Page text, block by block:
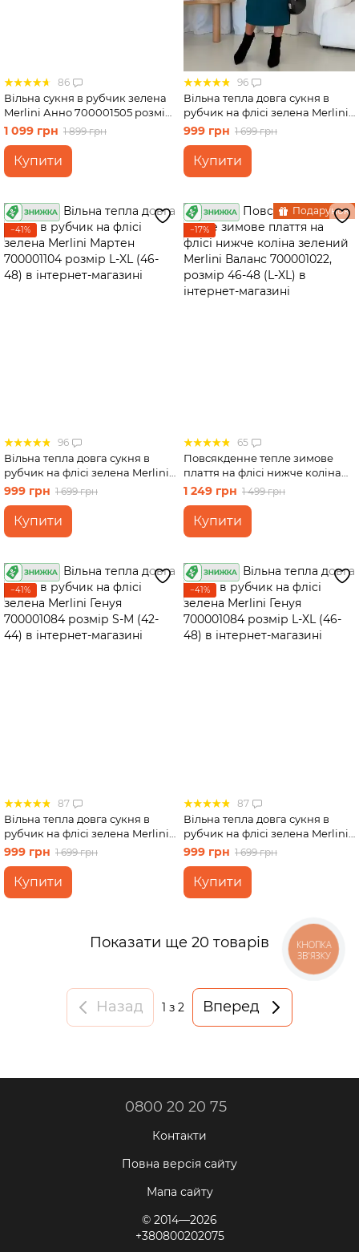
86
Вільна сукня в рубчик зелена
Merlini Анно 700001505 розмір
2XL-3XL
1 099 грн 1 899 грн
Купити
96
Вільна тепла довга сукня в
рубчик на флісі зелена Merlini
Мартен 700001104 розмір S-M
(42-44)
999 грн 1 699 грн
Купити
−41%
96
Вільна тепла довга сукня в
рубчик на флісі зелена Merlini
Мартен 700001104 розмір L-XL
(46-48)
999 грн 1 699 грн
Купити
Подарунок
−17%
65
Повсякденне тепле зимове
плаття на флісі нижче коліна
зелений Merlini Валанс
700001022, розмір 46-48 (L-XL)
1 249 грн 1 499 грн
Купити
−41%
87
Вільна тепла довга сукня в
рубчик на флісі зелена Merlini
Генуя 700001084 розмір S-M
(42-44)
999 грн 1 699 грн
Купити
−41%
87
Вільна тепла довга сукня в
рубчик на флісі зелена Merlini
Генуя 700001084 розмір L-XL
(46-48)
999 грн 1 699 грн
Купити
Показати ще 20 товарів
Назад 1 з 2 Вперед
0800 20 20 75
Контакти
Повна версія сайту
Мапа сайту
© 2014—2026
+380800202075
КНОПКА
ЗВ'ЯЗКУ